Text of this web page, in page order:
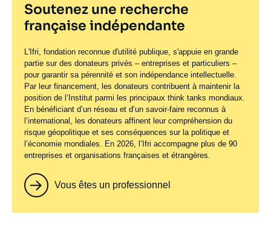
Soutenez une recherche
française indépendante
L'Ifri, fondation reconnue d'utilité publique, s'appuie en grande
partie sur des donateurs privés – entreprises et particuliers –
pour garantir sa pérennité et son indépendance intellectuelle.
Par leur financement, les donateurs contribuent à maintenir la
position de l’Institut parmi les principaux think tanks mondiaux.
En bénéficiant d’un réseau et d’un savoir-faire reconnus à
l’international, les donateurs affinent leur compréhension du
risque géopolitique et ses conséquences sur la politique et
l’économie mondiales. En 2026, l’Ifri accompagne plus de 90
entreprises et organisations françaises et étrangères.
Vous êtes un professionnel